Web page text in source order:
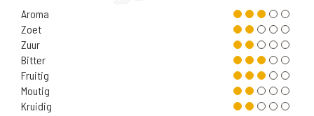
Aroma
Zoet
Zuur
Bitter
Fruitig
Moutig
Kruidig